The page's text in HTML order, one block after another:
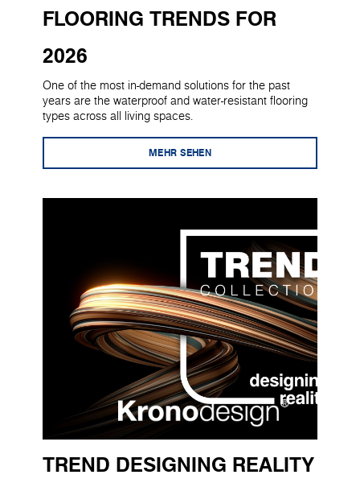
FLOORING TRENDS FOR
2026
One of the most in-demand solutions for the past
years are the waterproof and water-resistant flooring
types across all living spaces.
MEHR SEHEN
TREND DESIGNING REALITY